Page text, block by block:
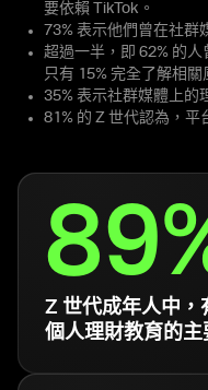
要依賴 TikTok。
73% 表示他們曾在社群
超過一半，即 62% 的
只有 15% 完全了解相關
35% 表示社群媒體上的
81% 的 Z 世代認為，平
Z 世代成年人中，
個人理財教育的主